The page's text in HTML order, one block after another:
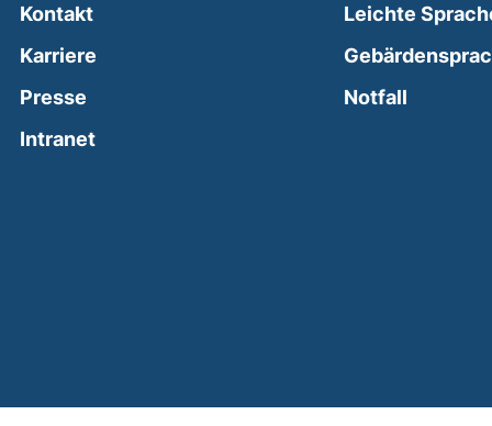
Kontakt
Karriere
Presse
Intranet(external link, opens in a new window)
Leichte
Notfall